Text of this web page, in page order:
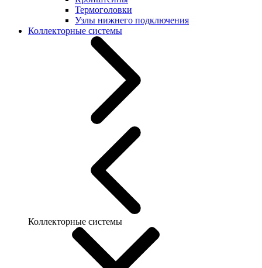
Термоголовки
Узлы нижнего подключения
Коллекторные системы
Коллекторные системы